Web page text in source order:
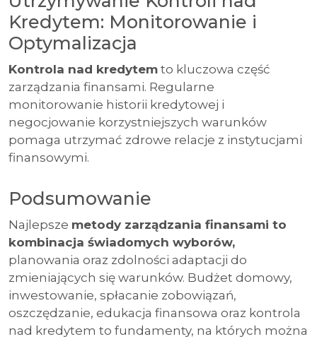
Kredytem: Monitorowanie i
Optymalizacja
Kontrola nad kredytem to kluczowa część
zarządzania finansami. Regularne
monitorowanie historii kredytowej i
negocjowanie korzystniejszych warunków
pomaga utrzymać zdrowe relacje z instytucjami
finansowymi.
Podsumowanie
Najlepsze metody zarządzania finansami to
kombinacja świadomych wyborów,
planowania oraz zdolności adaptacji do
zmieniających się warunków. Budżet domowy,
inwestowanie, spłacanie zobowiązań,
oszczędzanie, edukacja finansowa oraz kontrola
nad kredytem to fundamenty, na których można